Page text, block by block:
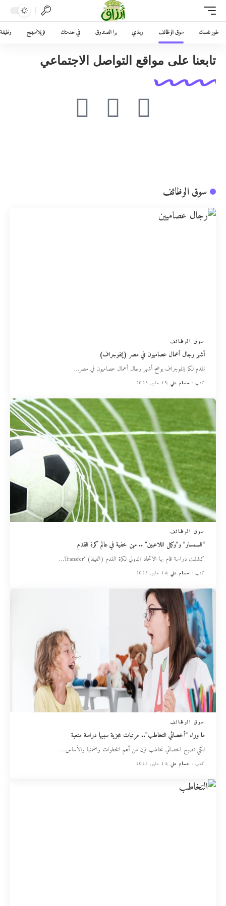
طور نفسك سوق الوظائف ريادي برا الصندوق في خدمتك فريلانسينج
تابعنا على مواقع التواصل الاجتماعي
سوق الوظائف
سوق الوظائف
أشهر رجال أعمال عصاميون في مصر (إنفوجراف)
نقدم لكم إنفوجراف يوضح أشهر رجال أعمال عصاميون في مصر…
كتب : حسام علي 15 مايو, 2023
سوق الوظائف
“السمسار” و”وكيل اللاعبين” .. مهن خفية في عالم كرة القدم
كشفت دراسة قام بها الاتحاد الدولي لكرة القدم (الفيفا) "Transfer …
كتب : حسام علي 14 مايو, 2023
سوق الوظائف
ما وراء “أخصائي التخاطب”.. مرتبات مجزية سببها دراسة متعبة
لكي تصبح اخصائي تخاطب فإن من أهم الخطوات واضمنها والأساس…
كتب : حسام علي 14 مايو, 2023